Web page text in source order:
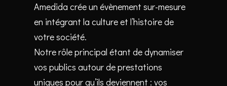
Amedida crée un évènement sur-mesure
en intégrant la culture et l’histoire de
votre société.
Notre rôle principal étant de dynamiser
vos publics autour de prestations
uniques pour qu’ils deviennent : vos